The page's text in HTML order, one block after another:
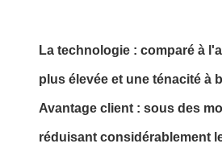
La technologie : comparé à
plus élevée et une ténacité à
Avantage client : sous des
réduisant considérablement